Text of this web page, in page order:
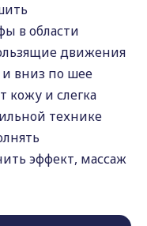
в области
движения
вниз по шее
кожу и слегка
технике
эффект, массаж